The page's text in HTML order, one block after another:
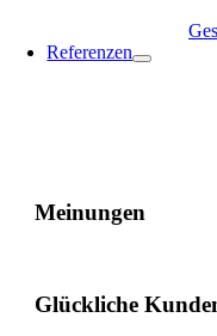
Referenzen
Meinungen
Glückliche